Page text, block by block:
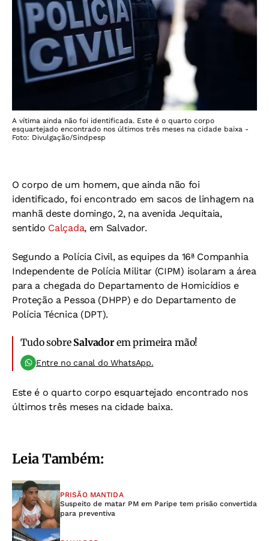
A vítima ainda não foi identificada. Este é o quarto corpo
esquartejado encontrado nos últimos três meses na cidade baixa -
Foto: Divulgação/Sindpesp
O corpo de um homem, que ainda não foi
identificado, foi encontrado em sacos de linhagem na
manhã deste domingo, 2, na avenida Jequitaia,
sentido Calçada, em Salvador.
Segundo a Polícia Civil, as equipes da 16ª Companhia
Independente de Polícia Militar (CIPM) isolaram a área
para a chegada do Departamento de Homicídios e
Proteção a Pessoa (DHPP) e do Departamento de
Polícia Técnica (DPT).
Tudo sobre Salvadorem primeira mão!
Entre no canal do WhatsApp.
Este é o quarto corpo esquartejado encontrado nos
últimos três meses na cidade baixa.
Leia Também:
PRISÃO MANTIDA
Suspeito de matar PM em Paripe tem prisão convertida
para preventiva